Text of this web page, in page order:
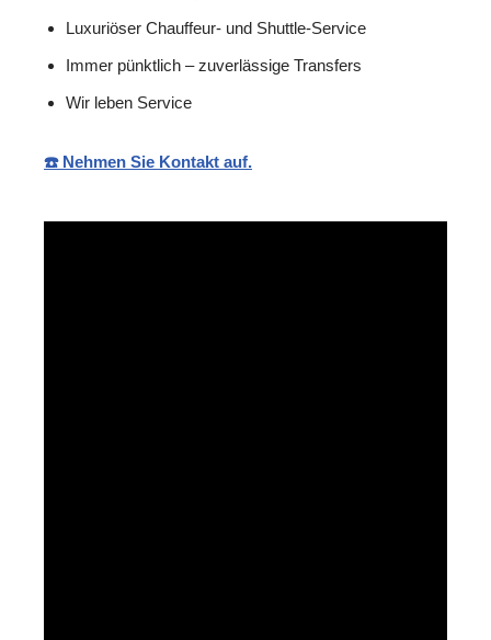
Luxuriöser Chauffeur- und Shuttle-Service
Immer pünktlich – zuverlässige Transfers
Wir leben Service
☎️ Nehmen Sie Kontakt auf.